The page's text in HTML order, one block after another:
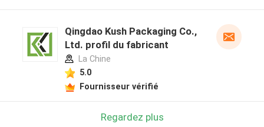
Qingdao Kush Packaging Co.,
Ltd. profil du fabricant
La Chine
5.0
Fournisseur vérifié
Regardez plus